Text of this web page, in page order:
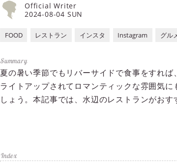
2024-08-04 SUN
Official Writer
FOOD レストラン インスタ Instagram グル
夏の暑い季節でもリバーサイドで食事をすれ
ライトアップされてロマンティックな雰囲気
しょう。本記事では、水辺のレストランがお